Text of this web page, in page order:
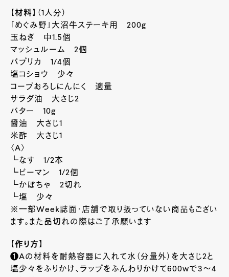
【材料】 （1人分）
「めぐみ野」大沼牛ステーキ用 200g
玉ねぎ 中1.5個
マッシュルーム 2個
パプリカ 1/4個
塩コショウ 少々
コープおろしにんにく 適量
サラダ油 大さじ2
バター 10g
醤油 大さじ1
米酢 大さじ1
〈A〉
┗なす 1/2本
┗ピーマン 1/2個
┗かぼちゃ 2切れ
┗塩 少々
※一部Week誌面・店舗で取り扱っていない商品もござい
ます。また品切れの際はご了承願います
【作り方】
❶Aの材料を耐熱容器に入れて水（分量外）を大さじ2と
塩少々をふりかけ、ラップをふんわりかけて600wで3～4